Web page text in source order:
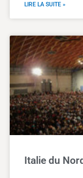
LIRE LA SUITE »
Italie du